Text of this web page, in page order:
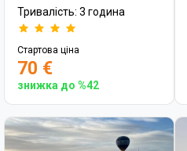
Тривалість: 3 година
Стартова ціна
70 €
знижка до %42